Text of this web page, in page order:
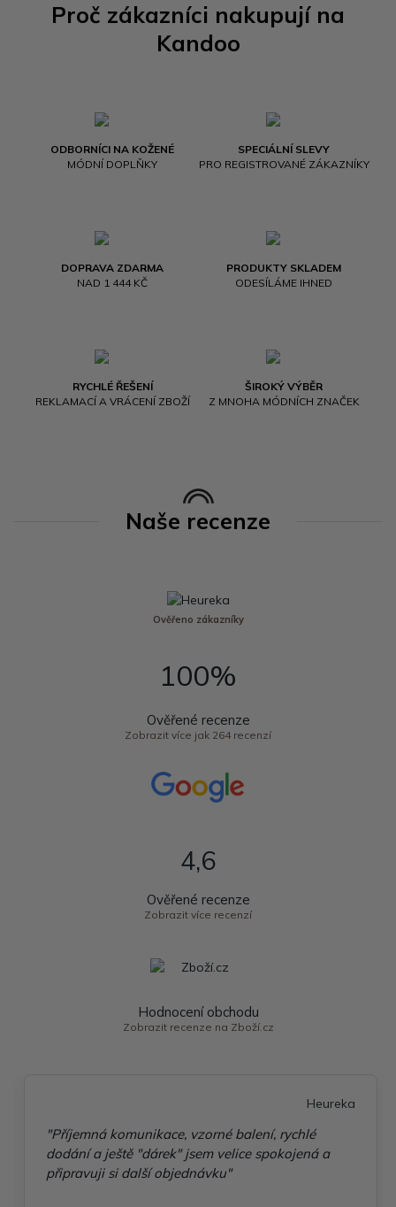
Proč zákazníci nakupují na
Kandoo
ODBORNÍCI NA KOŽENÉ
MÓDNÍ DOPLŇKY
SPECIÁLNÍ SLEVY
PRO REGISTROVANÉ ZÁKAZNÍKY
DOPRAVA ZDARMA
NAD 1 444 KČ
PRODUKTY SKLADEM
ODESÍLÁME IHNED
RYCHLÉ ŘEŠENÍ
REKLAMACÍ A VRÁCENÍ ZBOŽÍ
ŠIROKÝ VÝBĚR
Z MNOHA MÓDNÍCH ZNAČEK
Naše recenze
Ověřeno zákazníky
100%
Ověřené recenze
Zobrazit více jak 264 recenzí
4,6
Ověřené recenze
Zobrazit více recenzí
Hodnocení obchodu
Zobrazit recenze na Zboží.cz
Heureka
"Příjemná komunikace, vzorné balení, rychlé
dodání a ještě "dárek" jsem velice spokojená a
připravuji si další objednávku"